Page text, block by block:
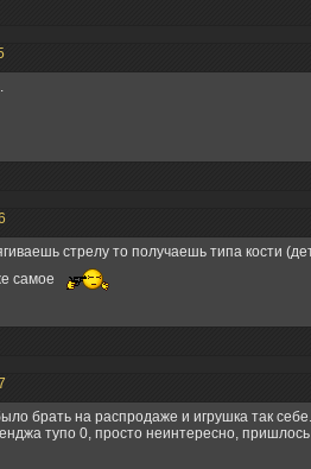
стрелу то получаешь типа кости
самое
брать на распродаже и игрушка так себе.
тупо 0, просто неинтересно,